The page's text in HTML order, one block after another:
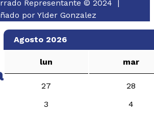
Representante © 2024 |
por Ylder Gonzalez
Agosto 2026
lun mar
27
28
3
4